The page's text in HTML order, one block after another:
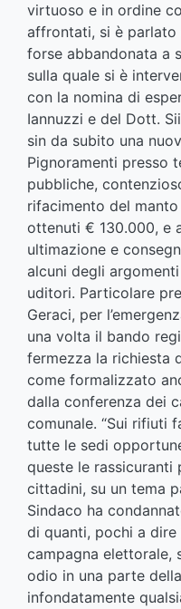
virtuoso e in ordine
affrontati, si è parlato
forse abbandonata a
sulla quale si è
con la nomina di
Iannuzzi e del Dott.
sin da subito una
Pignoramenti presso
pubbliche,
rifacimento del
ottenuti € 130.000, e
ultimazione e
alcuni degli
uditori. Particolare
Geraci, per
una volta il bando
fermezza la richiesta
come formalizzato
dalla conferenza dei
comunale. “Sui rifiuti
tutte le sedi
queste le rassicuranti
cittadini, su un tema
Sindaco ha
di quanti, pochi a
campagna elettorale,
odio in una parte
infondatamente